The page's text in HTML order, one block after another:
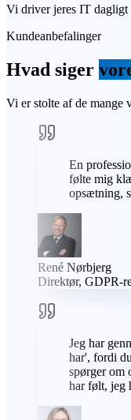
Vi driver jeres IT dagligt
Kundeanbefalinger
Hvad siger
Vi er stolte af de
En
følte mig
opsætning,
René Nørbjerg
Direktør, GDPR-
Jeg har
har', fordi
spørger om
har følt, jeg